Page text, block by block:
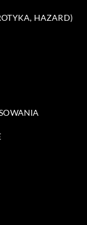
HAZARD)